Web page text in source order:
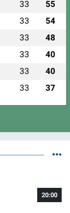
33 55
33 54
33 48
33 40
33 40
33 37
20:00